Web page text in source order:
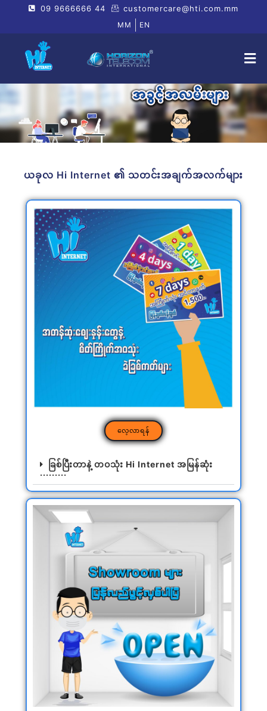
09 9666666 44 customercare@hti.com.mm
MM EN
ယခုလ Hi Internet ၏ သတင်းအချက်အလက်များ
လေ့လာရန်
ခြစ်ပြီးတာနဲ့ တဝသုံး Hi Internet အမြန်ဆုံး
.........